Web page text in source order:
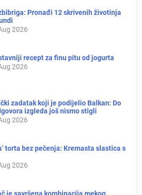
Pronađi 12 skrivenih životinja
2026
recept za finu pitu od jogurta
2026
zadatak koji je podijelio Balkan: Do
izgleda još nismo stigli
2026
torta bez pečenja: Kremasta slastica s
2026